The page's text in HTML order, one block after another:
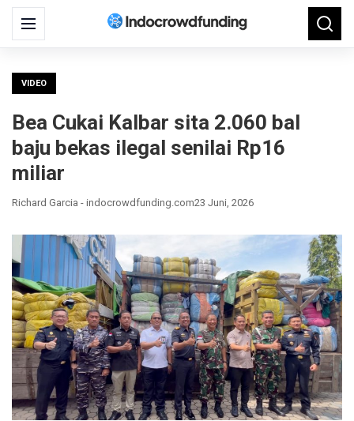
Menu
Search
for:
VIDEO
Bea Cukai Kalbar sita 2.060 bal
baju bekas ilegal senilai Rp16
miliar
Richard Garcia - indocrowdfunding.com23 Juni, 2026